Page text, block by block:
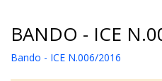
BANDO - ICE
Bando - ICE N.006/2016